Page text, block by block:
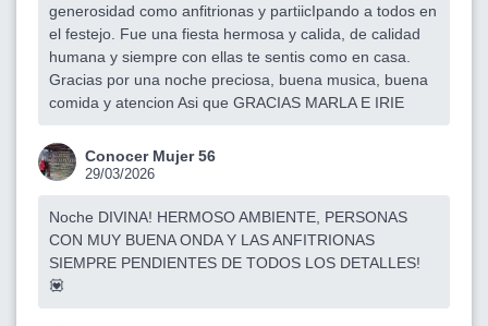
generosidad como anfitrionas y partiicIpando a todos en
el festejo. Fue una fiesta hermosa y calida, de calidad
humana y siempre con ellas te sentis como en casa.
Gracias por una noche preciosa, buena musica, buena
comida y atencion Asi que GRACIAS MARLA E IRIE
Conocer Mujer 56
29/03/2026
Noche DIVINA! HERMOSO AMBIENTE, PERSONAS
CON MUY BUENA ONDA Y LAS ANFITRIONAS
SIEMPRE PENDIENTES DE TODOS LOS DETALLES!
💟